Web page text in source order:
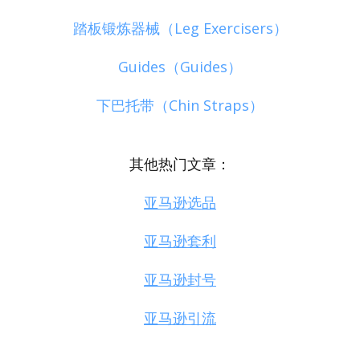
踏板锻炼器械（Leg Exercisers）
Guides（Guides）
下巴托带（Chin Straps）
其他热门文章：
亚马逊选品
亚马逊套利
亚马逊封号
亚马逊引流